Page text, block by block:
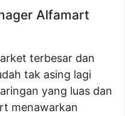
Alfamart
terbesar dan
tak asing lagi
yang luas dan
menawarkan